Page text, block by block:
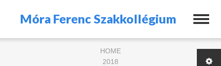
Móra Ferenc Szakkollégium
HOME
2018